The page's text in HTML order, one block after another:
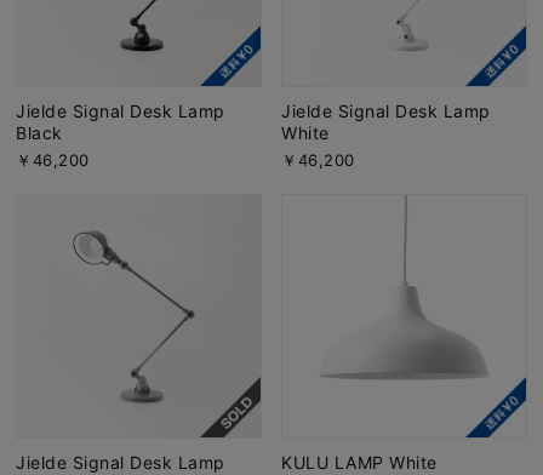
Jielde Signal Desk Lamp
Black
￥46,200
Jielde Signal Desk Lamp
White
￥46,200
Jielde Signal Desk Lamp
KULU LAMP White